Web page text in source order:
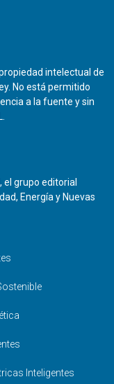
intelectual de
No está permitido
a la fuente y sin
, el grupo editorial
Energía y Nuevas
Inteligentes